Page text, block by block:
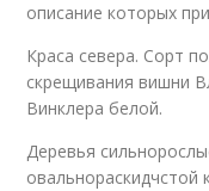
описание которых
Краса севера. Сорт
скрещивания вишни
Винклера белой.
Деревья